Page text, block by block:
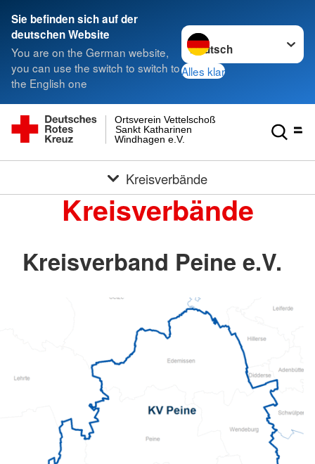
Sie befinden sich auf der
deutschen Website
You are on the German website,
you can use the switch to switch to
the English one
Sprache wechseln zu
Alles klar
Windhagen e.V.
Sankt Katharinen
Ortsverein Vettelschoß
Kreisverbände
Kreisverbände
Kreisverband Peine e.V.